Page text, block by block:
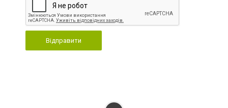
Відправити